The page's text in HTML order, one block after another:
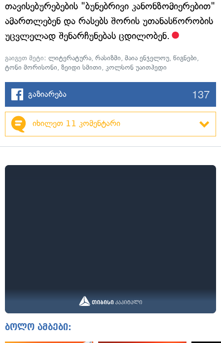
თავისებურებების "ბუნებრივი კანონზომიერებით"
ამართლებენ და რასებს შორის უთანასწორობის
უცვლელად შენარჩუნებას ცდილობენ.
გაიგეთ მეტი: ლიტერატურა, რასიზმი, მაია ენჯელოუ, წიგნები,
ტონი მორისონი, ზეიდი სმითი, კოლსონ უაითჰედი
გაზიარება 137
იხილეთ 11 კომენტარი
ბოლო ამბები: